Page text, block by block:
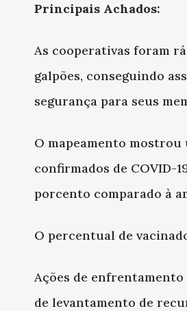
Principais Achados:
As cooperativas foram
galpões, conseguindo
segurança para seus
O mapeamento
confirmados de COVID-
porcento comparado à
O percentual de
Ações de
de levantamento de